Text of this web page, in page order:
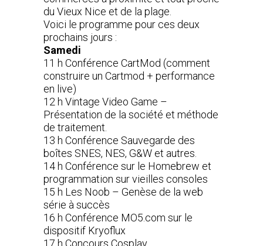
du Vieux Nice et de la plage.
Voici le programme pour ces deux
prochains jours :
Samedi
11 h Conférence CartMod (comment
construire un Cartmod + performance
en live)
12 h Vintage Video Game –
Présentation de la société et méthode
de traitement.
13 h Conférence Sauvegarde des
boîtes SNES, NES, G&W et autres.
14 h Conférence sur le Homebrew et
programmation sur vieilles consoles
15 h Les Noob – Genèse de la web
série à succès
16 h Conférence MO5.com sur le
dispositif Kryoflux
17 h Concours Cosplay